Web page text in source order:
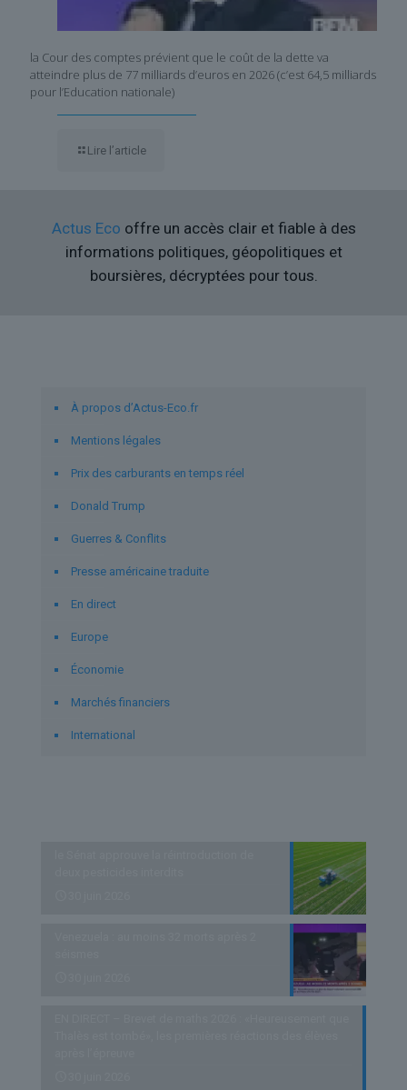
la Cour des comptes prévient que le coût de la dette va
atteindre plus de 77 milliards d’euros en 2026 (c’est 64,5 milliards
pour l’Education nationale)
Lire l’article
Actus Eco offre un accès clair et fiable à des
informations politiques, géopolitiques et
boursières, décryptées pour tous.
À propos d’Actus-Eco.fr
Mentions légales
Prix des carburants en temps réel
Donald Trump
Guerres & Conflits
Presse américaine traduite
En direct
Europe
Économie
Marchés financiers
International